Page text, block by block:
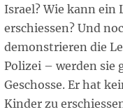
Israel? Wie kann ein
erschiessen? Und
demonstrieren die
Polizei – werden sie
Geschosse. Er hat
Kinder zu